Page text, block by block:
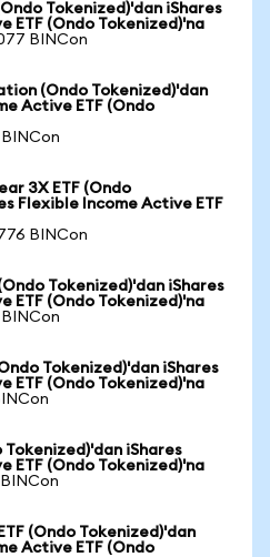
Tokenized)'dan iShares
ETF (Ondo Tokenized)'na
BINCon
(Ondo Tokenized)'dan
Active ETF (Ondo
3X ETF (Ondo
Flexible Income Active ETF
BINCon
Tokenized)'dan iShares
ETF (Ondo Tokenized)'na
Tokenized)'dan iShares
ETF (Ondo Tokenized)'na
iShares
ETF (Ondo Tokenized)'na
(Ondo Tokenized)'dan
Active ETF (Ondo